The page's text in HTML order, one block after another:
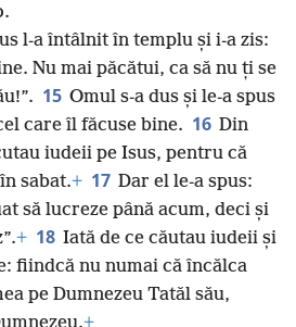
l-a întâlnit în templu și i-a zis:
Nu mai păcătui, ca să nu ți se
15 Omul s-a dus și le-a spus
care îl făcuse bine. 16 Din
iudeii pe Isus, pentru că
sabat.+ 17 Dar el le-a spus:
să lucreze până acum, deci și
+ 18 Iată de ce căutau iudeii și
fiindcă nu numai că încălca
pe Dumnezeu Tatăl său,